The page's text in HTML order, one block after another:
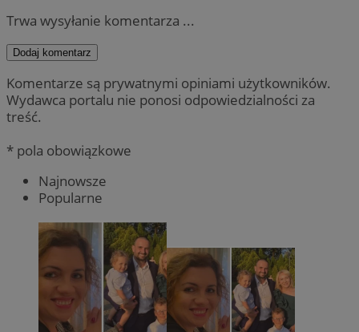
Trwa wysyłanie komentarza ...
Dodaj komentarz
Komentarze są prywatnymi opiniami użytkowników.
Wydawca portalu nie ponosi odpowiedzialności za
treść.
* pola obowiązkowe
Najnowsze
Popularne